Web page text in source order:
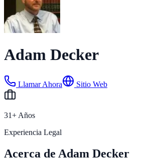
Adam Decker
Llamar Ahora Sitio Web
31+ Años
Experiencia Legal
Acerca de Adam Decker